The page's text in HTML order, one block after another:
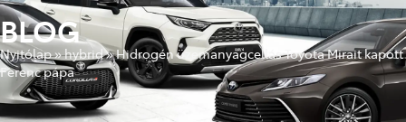
BLOG
Nyitólap»hybrid»Hidrogén üzemanyagcellás Toyota Mirait kapott
Ferenc pápa